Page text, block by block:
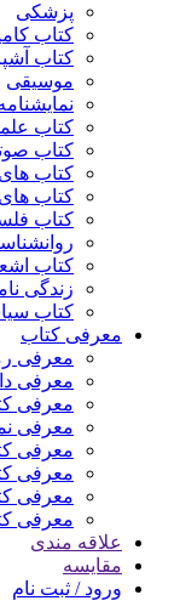
پزشکی
کتاب
کتاب
موسیقی
کتاب
کتاب
کتاب
کتاب
کتاب
کتاب
زندگی
کتاب
معرفی کتاب
معرفی
معرفی
معرفی
معرفی
معرفی
معرفی
معرفی
معرفی
علاقه مندی
مقایسه
ورود / ثبت نام